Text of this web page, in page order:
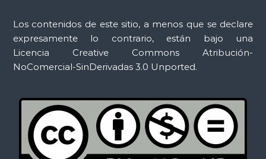
Los contenidos de este sitio, a menos que se declare
expresamente lo contrario, están bajo una
Licencia Creative Commons Atribución-
NoComercial-SinDerivadas 3.0 Unported.